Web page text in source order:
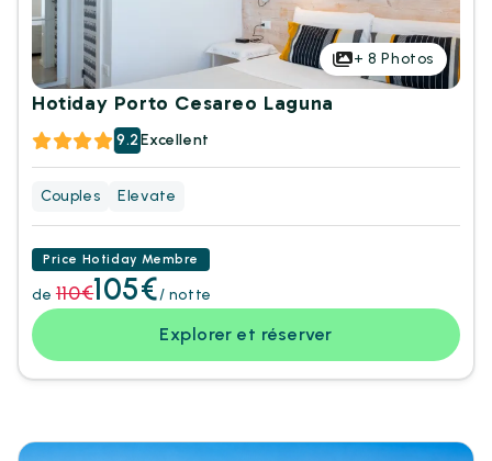
+8 Photos
Hotiday Porto Cesareo Laguna
9.2Excellent
Couples Elevate
Price Hotiday Membre
de 110€105€/ notte
Explorer et réserver